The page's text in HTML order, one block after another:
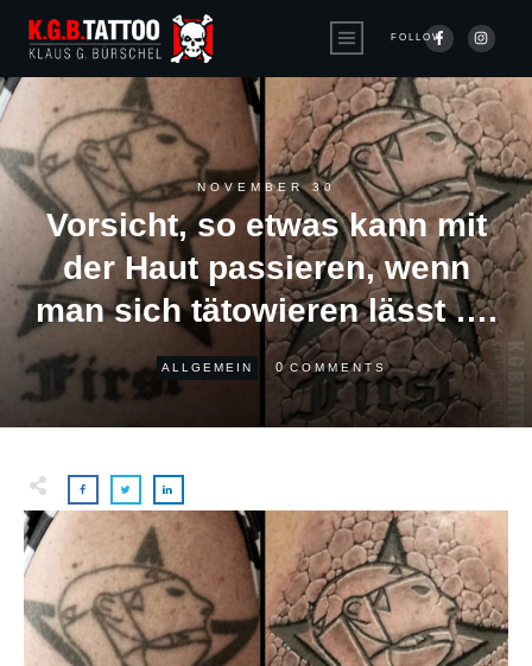
FOLLOW
NOVEMBER 30
Vorsicht, so etwas kann mit
der Haut passieren, wenn
man sich tätowieren lässt ….
ALLGEMEIN 0 COMMENTS